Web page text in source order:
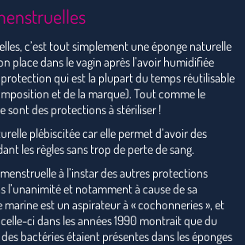
c’est tout simplement une éponge naturelle
place dans le vagin après l’avoir humidifiée
protection qui est la plupart du temps réutilisable
et de la marque). Tout comme le
sont des protections à stériliser !
plébiscitée car elle permet d’avoir des
les règles sans trop de perte de sang.
menstruelle à l’instar des autres protections
l’unanimité et notamment à cause de sa
marine est un aspirateur à « cochonneries », et
ci dans les années 1990 montrait que du
bactéries étaient présentes dans les éponges